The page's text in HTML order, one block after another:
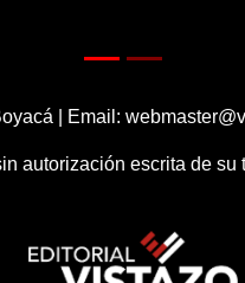
| Email:
autorización escrita de su